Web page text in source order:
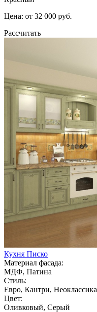
Цена: от 32 000 руб.
Рассчитать
Кухня Писко
Материал фасада:
МДФ, Патина
Стиль:
Евро, Кантри, Неоклассика
Цвет:
Оливковый, Серый